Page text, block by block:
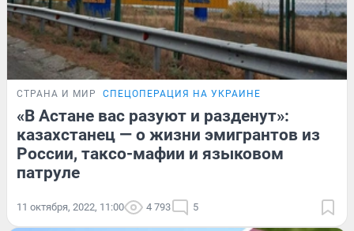
СТРАНА И МИР СПЕЦОПЕРАЦИЯ НА УКРАИНЕ
«В Астане вас разуют и разденут»:
казахстанец — о жизни эмигрантов из
России, таксо-мафии и языковом
патруле
11 октября, 2022, 11:00 4 793 5